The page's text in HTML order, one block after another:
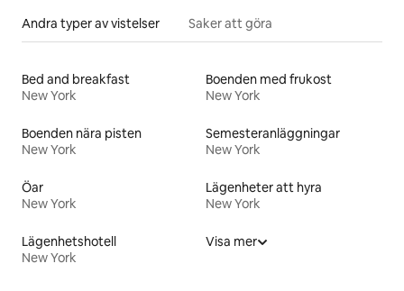
Andra typer av vistelser Saker att göra
Bed and breakfast
New York
Boenden med frukost
New York
Boenden nära pisten
New York
Semesteranläggningar
New York
Öar
New York
Lägenheter att hyra
New York
Lägenhetshotell
New York
Visa mer